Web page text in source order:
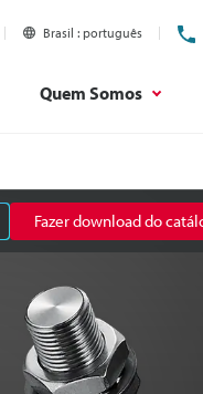
Brasil português
Quem Somos
Fazer download do